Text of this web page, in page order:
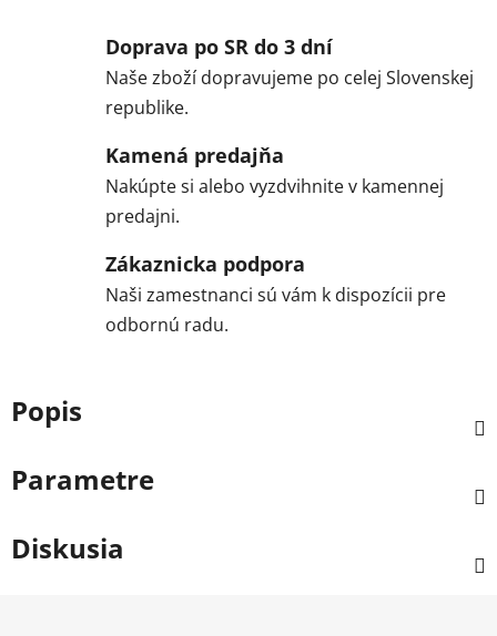
Doprava po SR do 3 dní
Naše zboží dopravujeme po celej Slovenskej
republike.
Kamená predajňa
Nakúpte si alebo vyzdvihnite v kamennej
predajni.
Zákaznicka podpora
Naši zamestnanci sú vám k dispozícii pre
odbornú radu.
Popis
Parametre
Diskusia